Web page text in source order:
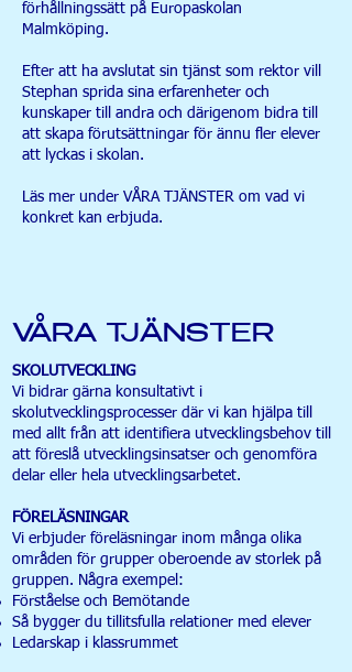
förhållningssätt på Europaskolan
Malmköping.
Efter att ha avslutat sin tjänst som rektor vill
Stephan sprida sina erfarenheter och
kunskaper till andra och därigenom bidra till
att skapa förutsättningar för ännu fler elever
att lyckas i skolan.
Läs mer under VÅRA TJÄNSTER om vad vi
konkret kan erbjuda.
VÅRA TJÄNSTER
SKOLUTVECKLING
Vi bidrar gärna konsultativt i
skolutvecklingsprocesser där vi kan hjälpa till
med allt från att identifiera utvecklingsbehov till
att föreslå utvecklingsinsatser och genomföra
delar eller hela utvecklingsarbetet.
FÖRELÄSNINGAR
Vi erbjuder föreläsningar inom många olika
områden för grupper oberoende av storlek på
gruppen. Några exempel:
Förståelse och Bemötande
Så bygger du tillitsfulla relationer med elever
Ledarskap i klassrummet